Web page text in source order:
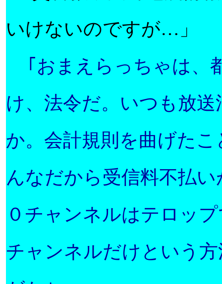
いけないのですが… 」
｢ おまえらっちゃは、
け、法令だ。いつも放
か。会計規則を曲げた
んなだから受信料不払
０チャンネルはテロッ
チャンネルだけという